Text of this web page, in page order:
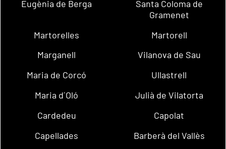
Eugènia de Berga
Santa Coloma de
Gramenet
Martorelles
Martorell
Marganell
Vilanova de Sau
Maria de Corcó
Ullastrell
Maria d´Oló
Julià de Vilatorta
Cardedeu
Capolat
Capellades
Barberà del Vallès